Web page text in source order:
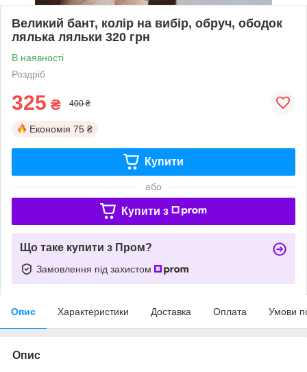
Великий бант, колір на вибір, обруч, ободок
лялька ляльки 320 грн
В наявності
Роздріб
325 ₴ 400 ₴
Економія 75 ₴
Купити
або
Купити з
Що таке купити з Пром?
Замовлення під захистом
Опис Характеристики Доставка Оплата Умови
Опис